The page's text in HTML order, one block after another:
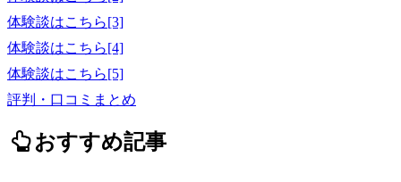
体験談はこちら[3]
体験談はこちら[4]
体験談はこちら[5]
評判・口コミまとめ
おすすめ記事